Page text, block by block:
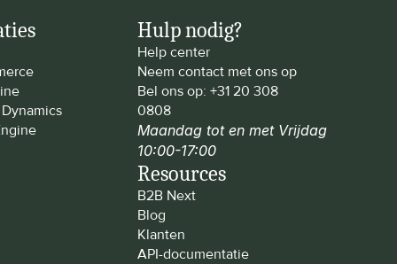
Hulp nodig?
Help center
Neem contact met ons op
Bel ons op: +31 20 308
0808
Maandag tot en met Vrijdag
10:00-17:00
Resources
B2B Next
Blog
Klanten
API-documentatie